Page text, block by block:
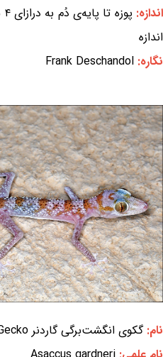
اندازه:
اندازه
نگاره: Frank Deschandol
نام:گکوی انگشت‌برگی گاردنر Gardner's Leaf-toed Gecko